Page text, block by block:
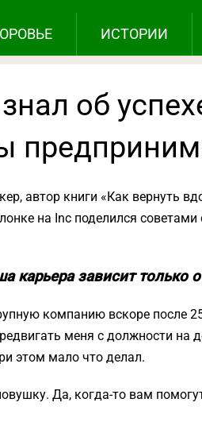
ИСТОРИИ
об
автор книги «Как вернуть
на Inc поделился
карьера зависит только
компанию вскоре после
меня с должности
этом мало что делал.
Да, когда-то вам